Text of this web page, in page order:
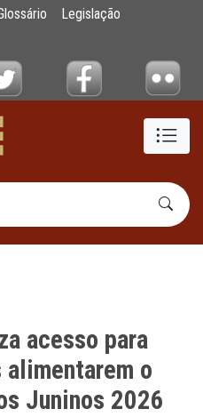
para gestores
Legislação
acesso para
o
Juninos 2026